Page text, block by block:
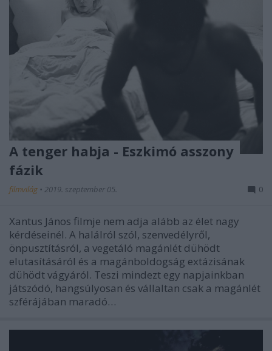
A tenger habja - Eszkimó asszony
fázik
filmvilág • 2019. szeptember 05. 0
Xantus János filmje nem adja alább az élet nagy
kérdéseinél. A halálról szól, szenvedélyről,
önpusztításról, a vegetáló magánlét dühödt
elutasításáról és a magánboldogság extázisának
dühödt vágyáról. Teszi mindezt egy napjainkban
játszódó, hangsúlyosan és vállaltan csak a magánlét
szférájában maradó…